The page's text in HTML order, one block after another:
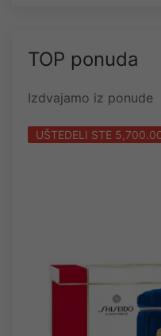
TOP ponuda
Izdvajamo iz ponude
UŠTEDELI STE